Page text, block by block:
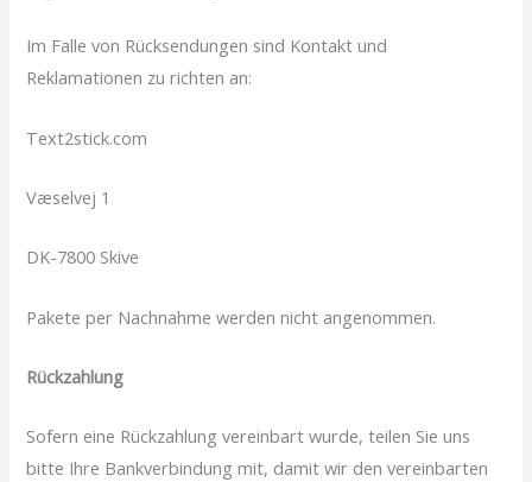
Im Falle von Rücksendungen sind Kontakt und
Reklamationen zu richten an:
Text2stick.com
Væselvej 1
DK-7800 Skive
Pakete per Nachnahme werden nicht angenommen.
Rückzahlung
Sofern eine Rückzahlung vereinbart wurde, teilen Sie uns
bitte Ihre Bankverbindung mit, damit wir den vereinbarten